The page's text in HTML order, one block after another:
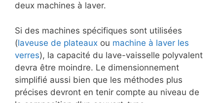
deux machines à laver.
Si des machines spécifiques sont utilisées
(laveuse de plateaux ou machine à laver les
verres), la capacité du lave-vaisselle polyvalent
devra être moindre. Le dimensionnement
simplifié aussi bien que les méthodes plus
précises devront en tenir compte au niveau de